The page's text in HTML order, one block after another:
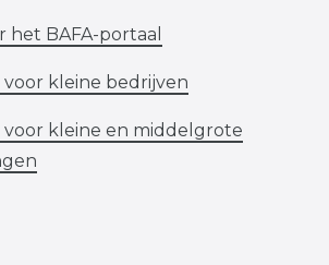
het BAFA-portaal
voor kleine bedrijven
voor kleine en middelgrote